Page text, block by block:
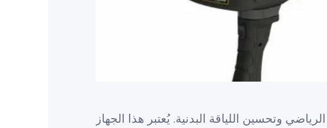
للأداء الرياضي وتحسين اللياقة البدنية. يُعتبر هذا الجهاز